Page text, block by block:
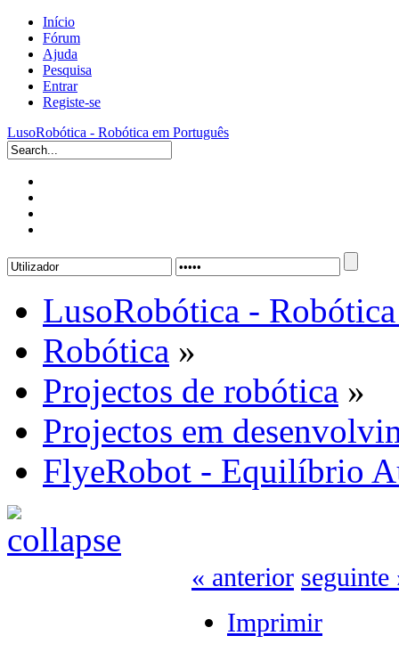
Início
Fórum
Ajuda
Pesquisa
Entrar
Registe-se
LusoRobótica - Robótica em Português
LusoRobótica -
Robótica »
Projectos de robótica »
Projectos em
FlyeRobot - Equilíbrio
« anterior seguinte
Imprimir